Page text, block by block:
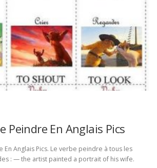
Peindre En Anglais Pics
En Anglais Pics. Le verbe peindre à tous les
: — the artist painted a portrait of his wife.